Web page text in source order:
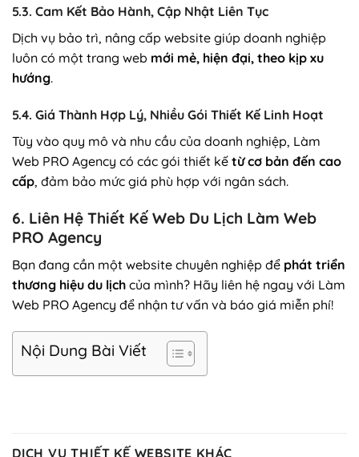
5.3. Cam Kết Bảo Hành, Cập Nhật Liên Tục
Dịch vụ bảo trì, nâng cấp website giúp doanh nghiệp
luôn có một trang web mới mẻ, hiện đại, theo kịp xu
hướng.
5.4. Giá Thành Hợp Lý, Nhiều Gói Thiết Kế Linh Hoạt
Tùy vào quy mô và nhu cầu của doanh nghiệp, Làm
Web PRO Agency có các gói thiết kế từ cơ bản đến cao
cấp, đảm bảo mức giá phù hợp với ngân sách.
6. Liên Hệ Thiết Kế Web Du Lịch Làm Web
PRO Agency
Bạn đang cần một website chuyên nghiệp để phát triển
thương hiệu du lịch của mình? Hãy liên hệ ngay với Làm
Web PRO Agency để nhận tư vấn và báo giá miễn phí!
Nội Dung Bài Viết
DỊCH VỤ THIẾT KẾ WEBSITE KHÁC